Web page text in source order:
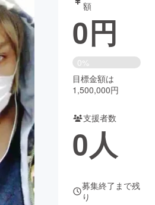
ガジェット ゲーム・サ
書籍・雑誌
チャレンジ
域活性化
Good CAMPFIRE Creation
納税 machi-ya コミュニティ
額
0円
0%
目標金額は
1,500,000円
支援者数
0人
募集終了まで残
り